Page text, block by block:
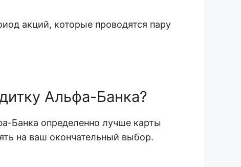
акций, которые проводятся пару
Альфа-Банка?
Банка определенно лучше карты
на ваш окончательный выбор.